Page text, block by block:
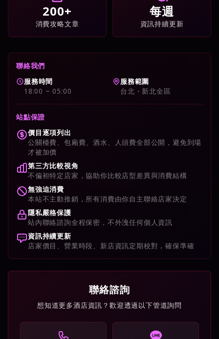
200+
消費攻略文章
每週
資訊持續更新
聯絡我們
服務時間
18:00 ~ 05:00
服務範圍
台北・新北全區
站點保證
價目逐項列出
公關檯費、包廂費、酒水、人頭費全部公開，避免到場
才被加價
第三方比較視角
不偏袒特定店家，協助你比較店型差異與消費結構
無強迫消費
本站不主動推銷，所有消費由你自主聯絡店家決定
隱私嚴格保護
站內聯絡諮詢全程保密，不外洩任何個人資訊
資訊持續更新
店家價目、營業時段、新店資訊定期校對，確保準確
聯絡諮詢
想知道更多酒店資訊？歡迎透過以下管道詢問